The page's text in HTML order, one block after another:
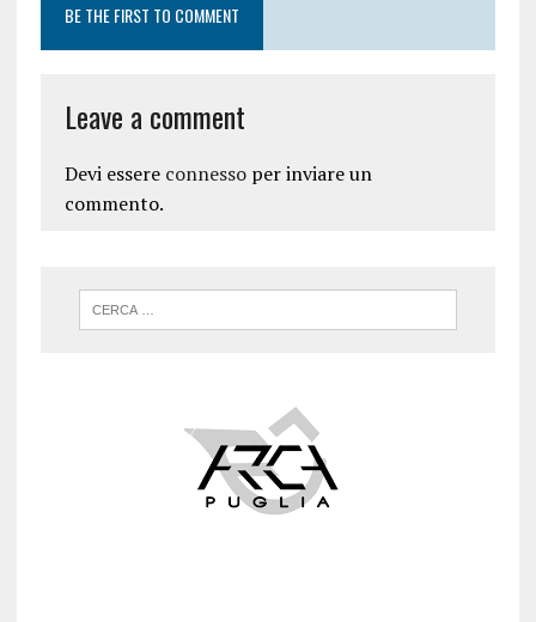
BE THE FIRST TO COMMENT
Leave a comment
Devi essere connessoper inviare un
commento.